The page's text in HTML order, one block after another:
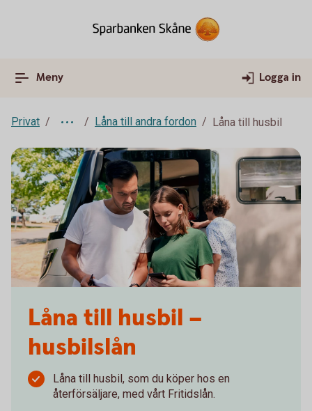
Meny Logga in
Privat Låna till andra fordon Låna till husbil
Låna till husbil –
husbilslån
Låna till husbil, som du köper hos en
återförsäljare, med vårt Fritidslån.